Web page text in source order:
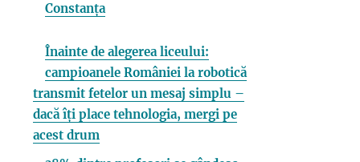
Constanța
Înainte de alegerea liceului:
campioanele României la robotică
transmit fetelor un mesaj simplu –
dacă îți place tehnologia, mergi pe
acest drum